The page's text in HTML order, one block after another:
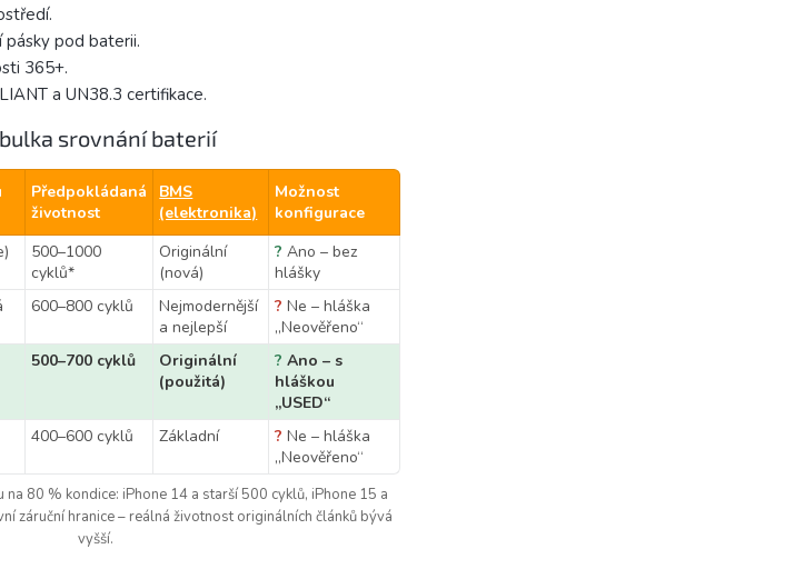
pod baterii.
365+.
a UN38.3 certifikace.
srovnání baterií
Předpokládaná
životnost
BMS
(elektronika)
Možnost
konfigurace
500–1000
cyklů*
Originální
(nová)
? Ano – bez
hlášky
600–800 cyklů
Nejmodernější
a nejlepší
? Ne – hláška
„Neověřeno“
500–700 cyklů
Originální
(použitá)
? Ano – s
hláškou
„USED“
400–600 cyklů Základní ? Ne – hláška
„Neověřeno“
80 % kondice: iPhone 14 a starší 500 cyklů, iPhone 15 a
záruční hranice – reálná životnost originálních článků bývá
vyšší.